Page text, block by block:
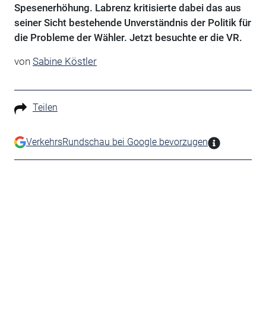
Spesenerhöhung. Labrenz kritisierte dabei das aus
seiner Sicht bestehende Unverständnis der Politik für
die Probleme der Wähler. Jetzt besuchte er die VR.
von Sabine Köstler
Teilen
VerkehrsRundschau bei Google bevorzugen